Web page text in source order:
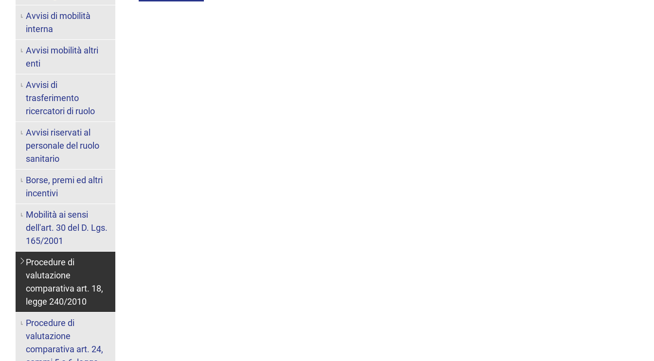
Avvisi di mobilità
interna
Avvisi mobilità altri
enti
Avvisi di
trasferimento
ricercatori di ruolo
Avvisi riservati al
personale del ruolo
sanitario
Borse, premi ed altri
incentivi
Mobilità ai sensi
dell'art. 30 del D. Lgs.
165/2001
Procedure di
valutazione
comparativa art. 18,
legge 240/2010
Procedure di
valutazione
comparativa art. 24,